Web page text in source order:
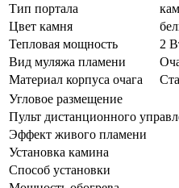
Тип портала
Цвет камня
Тепловая мощность
2
Вид муляжа пламени
Материал корпуса очага
Угловое размещение
Пульт дистанционного
Эффект живого пламени
Установка камина
Способ установки